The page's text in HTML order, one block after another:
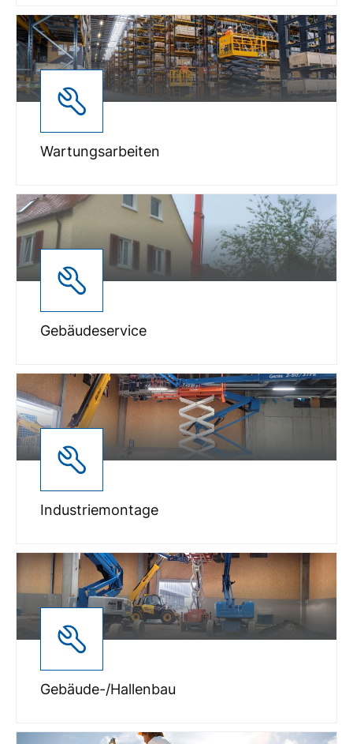
Wartungsarbeiten
Gebäudeservice
Industriemontage
Gebäude-/Hallenbau